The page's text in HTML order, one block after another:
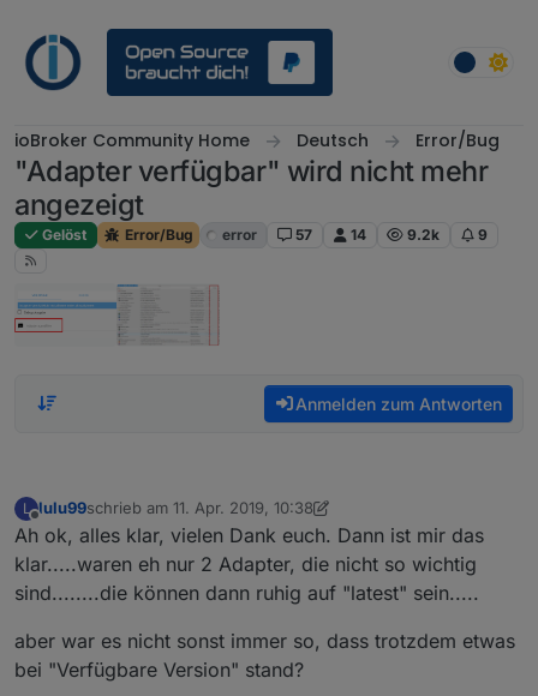
ioBroker Community Home Deutsch Error/Bug
"Adapter verfügbar" wird nicht mehr
angezeigt
Gelöst Error/Bug error 57 14 9.2k 9
Anmelden zum Antworten
L
Offline
lulu99schrieb am 11. Apr. 2019, 10:38
zuletzt editiert von lulu994. Nov. 2019, 12:40
Ah ok, alles klar, vielen Dank euch. Dann ist mir das
klar.....waren eh nur 2 Adapter, die nicht so wichtig
sind........die können dann ruhig auf "latest" sein.....
aber war es nicht sonst immer so, dass trotzdem etwas
bei "Verfügbare Version" stand?